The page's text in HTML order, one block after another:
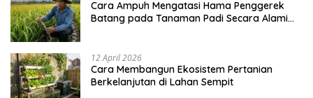
Cara Ampuh Mengatasi Hama Penggerek
Batang pada Tanaman Padi Secara Alami
12 April 2026
Cara Membangun Ekosistem Pertanian
Berkelanjutan di Lahan Sempit